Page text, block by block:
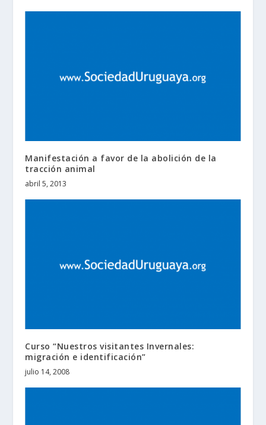
Manifestación a favor de la abolición de la
tracción animal
abril 5, 2013
Curso “Nuestros visitantes Invernales:
migración e identificación”
julio 14, 2008